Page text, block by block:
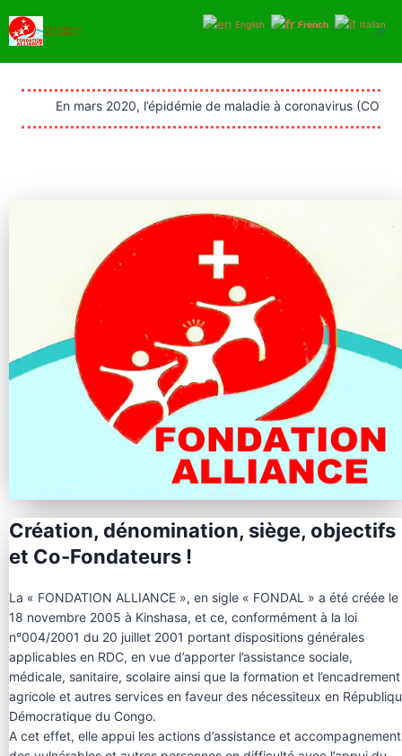
au
contenu
En mars 2020, l’épidémie de maladie à coronavirus
Création, dénomination, siège, objectifs
et Co-Fondateurs !
La « FONDATION ALLIANCE », en sigle « FONDAL » a été créée le
18 novembre 2005 à Kinshasa, et ce, conformément à la loi
n°004/2001 du 20 juillet 2001 portant dispositions générales
applicables en RDC, en vue d’apporter l’assistance sociale,
médicale, sanitaire, scolaire ainsi que la formation et l’encadrement
agricole et autres services en faveur des nécessiteux en
Démocratique du Congo.
A cet effet, elle appui les actions d’assistance et accompagnement
English French Italian